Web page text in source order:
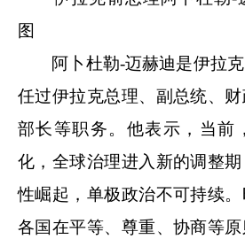
图
阿卜杜勒-迈赫迪是伊拉克
任过伊拉克总理、副总统、
部长等职务。他表示，当前
化，全球治理进入新的调整
性崛起，单极政治不可持续
各国在平等、尊重、协商等